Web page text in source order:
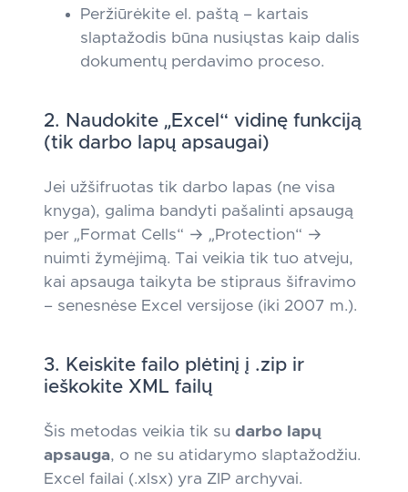
Peržiūrėkite el. paštą – kartais
slaptažodis būna nusiųstas kaip dalis
dokumentų perdavimo proceso.
2. Naudokite „Excel“ vidinę funkciją
(tik darbo lapų apsaugai)
Jei užšifruotas tik darbo lapas (ne visa
knyga), galima bandyti pašalinti apsaugą
per „Format Cells“ → „Protection“ →
nuimti žymėjimą. Tai veikia tik tuo atveju,
kai apsauga taikyta be stipraus šifravimo
– senesnėse Excel versijose (iki 2007 m.).
3. Keiskite failo plėtinį į .zip ir
ieškokite XML failų
Šis metodas veikia tik su darbo lapų
apsauga, o ne su atidarymo slaptažodžiu.
Excel failai (.xlsx) yra ZIP archyvai.